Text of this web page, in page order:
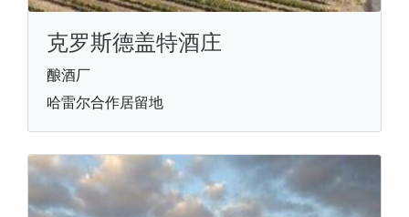
克罗斯德盖特酒庄
酿酒厂
哈雷尔合作居留地